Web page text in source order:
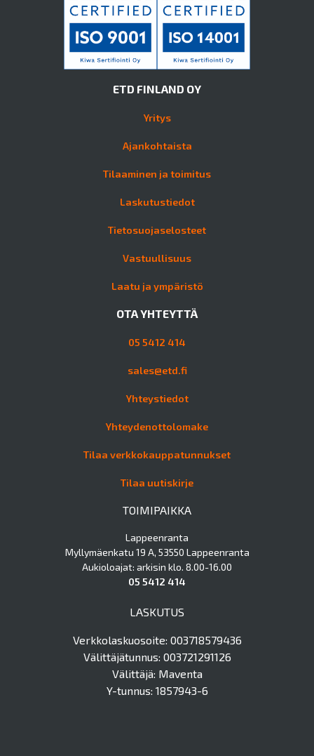
ETD FINLAND OY
Yritys
Ajankohtaista
Tilaaminen ja toimitus
Laskutustiedot
Tietosuojaselosteet
Vastuullisuus
Laatu ja ympäristö
OTA YHTEYTTÄ
05 5412 414
sales@etd.fi
Yhteystiedot
Yhteydenottolomake
Tilaa verkkokauppatunnukset
Tilaa uutiskirje
TOIMIPAIKKA
Lappeenranta
Myllymäenkatu 19 A, 53550 Lappeenranta
Aukioloajat: arkisin klo. 8.00-16.00
05 5412 414
LASKUTUS
Verkkolaskuosoite: 003718579436
Välittäjätunnus: 003721291126
Välittäjä: Maventa
Y-tunnus: 1857943-6